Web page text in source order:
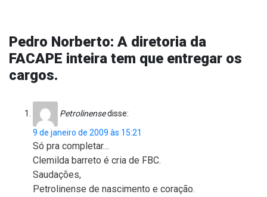
Pedro Norberto: A diretoria da
FACAPE inteira tem que entregar os
cargos.
Petrolinensedisse:
9 de janeiro de 2009 às 15:21
Só pra completar…
Clemilda barreto é cria de FBC.
Saudações,
Petrolinense de nascimento e coração.